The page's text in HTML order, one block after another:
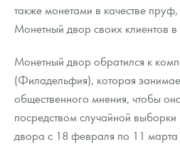
также монетами в качестве
Монетный двор своих клиентов
Монетный двор обратился к
(Филадельфия), которая
общественного мнения, чтобы
посредством случайной
двора с 18 февраля по 11